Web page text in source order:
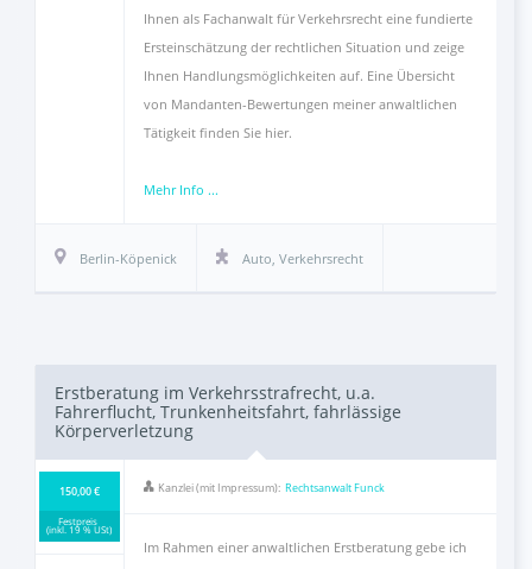
Ihnen als Fachanwalt für Verkehrsrecht eine fundierte
Ersteinschätzung der rechtlichen Situation und zeige
Ihnen Handlungsmöglichkeiten auf. Eine Übersicht
von Mandanten-Bewertungen meiner anwaltlichen
Tätigkeit finden Sie hier.
Mehr Info ...
Berlin-Köpenick Auto Verkehrsrecht
Erstberatung im Verkehrsstrafrecht, u.a.
Fahrerflucht, Trunkenheitsfahrt, fahrlässige
Körperverletzung
150,00 €
Festpreis
(inkl. 19 % USt)
Kanzlei (mit Impressum): Rechtsanwalt Funck
Im Rahmen einer anwaltlichen Erstberatung gebe ich